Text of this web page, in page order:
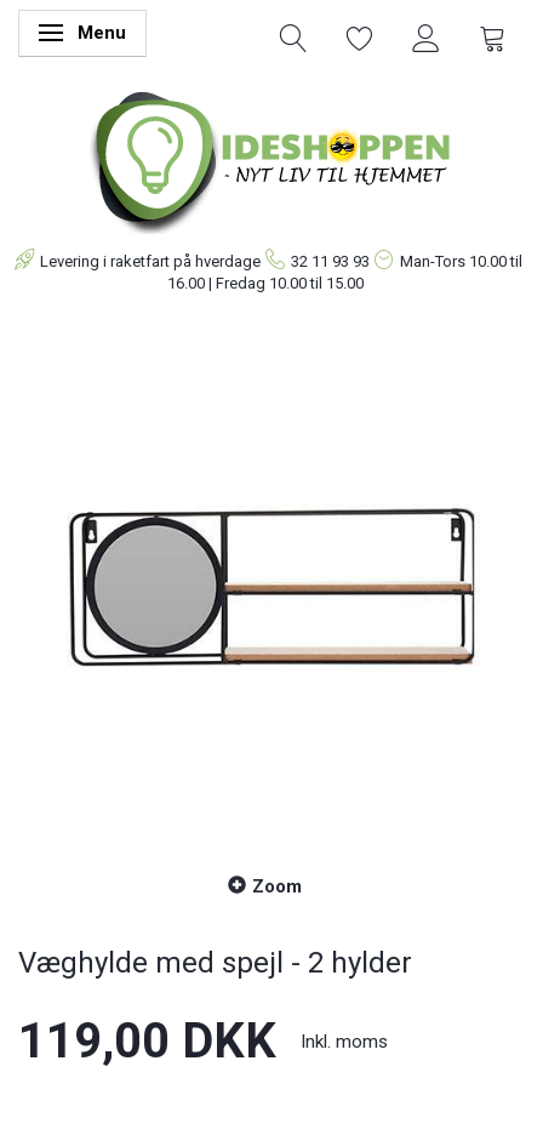
Skifte navigation
Menu
Levering i raketfart på hverdage 32 11 93 93 Man-Tors 10.00 til
16.00 | Fredag 10.00 til 15.00
Zoom
Væghylde med spejl - 2 hylder
119,00 DKK Inkl. moms